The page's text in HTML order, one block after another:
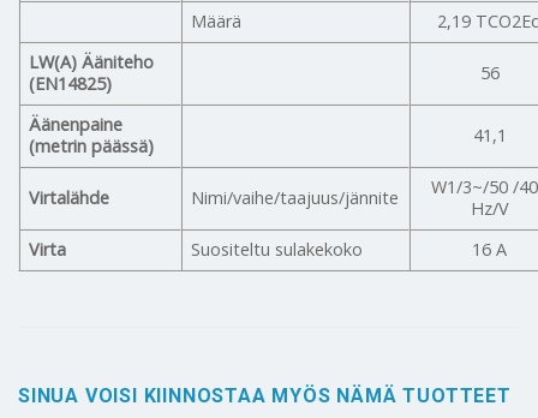
Määrä
2,19
LW(A) Ääniteho
(EN14825)
56
Äänenpaine
(metrin päässä)
41,1
Virtalähde Nimi/vaihe/taajuus/jännite
W1/3~/50 /
Hz/V
Virta
Suositeltu sulakekoko 16 A
SINUA VOISI KIINNOSTAA MYÖS NÄMÄ TUOTTEET